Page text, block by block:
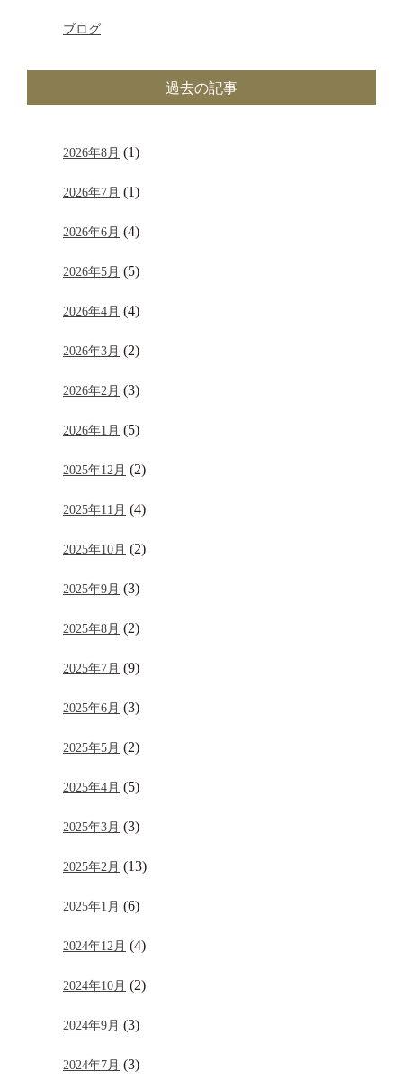
ブログ
過去の記事
2026年8月 (1)
2026年7月 (1)
2026年6月 (4)
2026年5月 (5)
2026年4月 (4)
2026年3月 (2)
2026年2月 (3)
2026年1月 (5)
2025年12月 (2)
2025年11月 (4)
2025年10月 (2)
2025年9月 (3)
2025年8月 (2)
2025年7月 (9)
2025年6月 (3)
2025年5月 (2)
2025年4月 (5)
2025年3月 (3)
2025年2月 (13)
2025年1月 (6)
2024年12月 (4)
2024年10月 (2)
2024年9月 (3)
2024年7月 (3)